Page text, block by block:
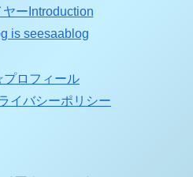
ヤーIntroduction
is seesaablog
ロフィール
イバシーポリシー